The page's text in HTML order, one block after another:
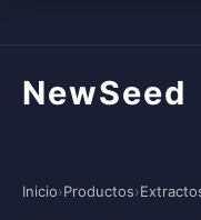
NewSeed
Inicio›Productos›